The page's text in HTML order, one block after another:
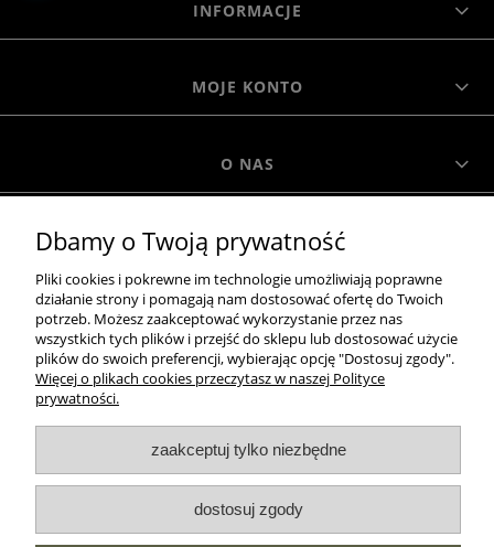
INFORMACJE
MOJE KONTO
O NAS
MOROWO
WSZELKIE PRAWA ZASTRZEŻONE MOROWO © 2018
realizacja:
pokaż pełną wersję strony
NASZE ODZNAKI
Dbamy o Twoją prywatność
Pliki cookies i pokrewne im technologie umożliwiają poprawne
działanie strony i pomagają nam dostosować ofertę do Twoich
potrzeb. Możesz zaakceptować wykorzystanie przez nas
wszystkich tych plików i przejść do sklepu lub dostosować użycie
plików do swoich preferencji, wybierając opcję "Dostosuj zgody".
Więcej o plikach cookies przeczytasz w naszej Polityce
prywatności.
zaakceptuj tylko niezbędne
dostosuj zgody